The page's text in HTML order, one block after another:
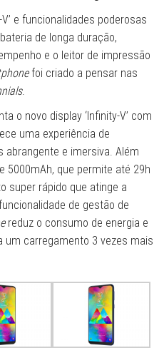
e funcionalidades poderosas
de longa duração,
e o leitor de impressão
foi criado a pensar nas
.
o novo display ‘Infinity-V’ com
uma experiência de
abrangente e imersiva. Além
5000mAh, que permite até 29h
super rápido que atinge a
de gestão de
reduz o consumo de energia e
um carregamento 3 vezes mais